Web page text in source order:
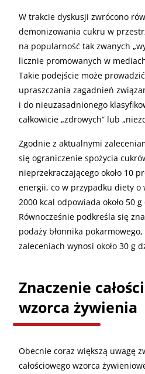
W trakcie dyskusji zwrócono
demonizowania cukru w
na popularność tak zwanych
licznie promowanych w
Takie podejście może
upraszczania zagadnień
i do nieuzasadnionego
całkowicie „zdrowych” lub
Zgodnie z aktualnymi
się ograniczenie spożycia
nieprzekraczającego około 10
energii, co w przypadku diety o
2000 kcal odpowiada około 50
Równocześnie podkreśla się
podaży błonnika
zaleceniach wynosi około 30 g
Znaczenie
wzorca żywienia
Obecnie coraz większą uwagę
całościowego wzorca